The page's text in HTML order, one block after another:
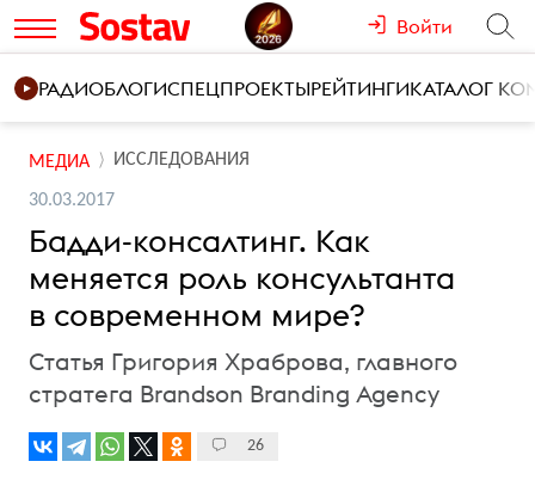
Войти
РАДИОБЛОГИСПЕЦПРОЕКТЫРЕЙТИНГИКАТАЛОГ
МЕДИА ИССЛЕДОВАНИЯ
30.03.2017
Бадди-консалтинг. Как
меняется роль консультанта
в современном мире?
Статья Григория Храброва, главного
стратега Brandson Branding Agency
26